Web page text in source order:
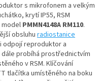
s mikrofonem a velkým
krytí IP55, RSM
model PMMN4148A RM110.
obsluhu radiostanice
odpojí reproduktor a
probíhá prostřednictvím
v RSM. Klíčování
tlačítka umístěného na boku